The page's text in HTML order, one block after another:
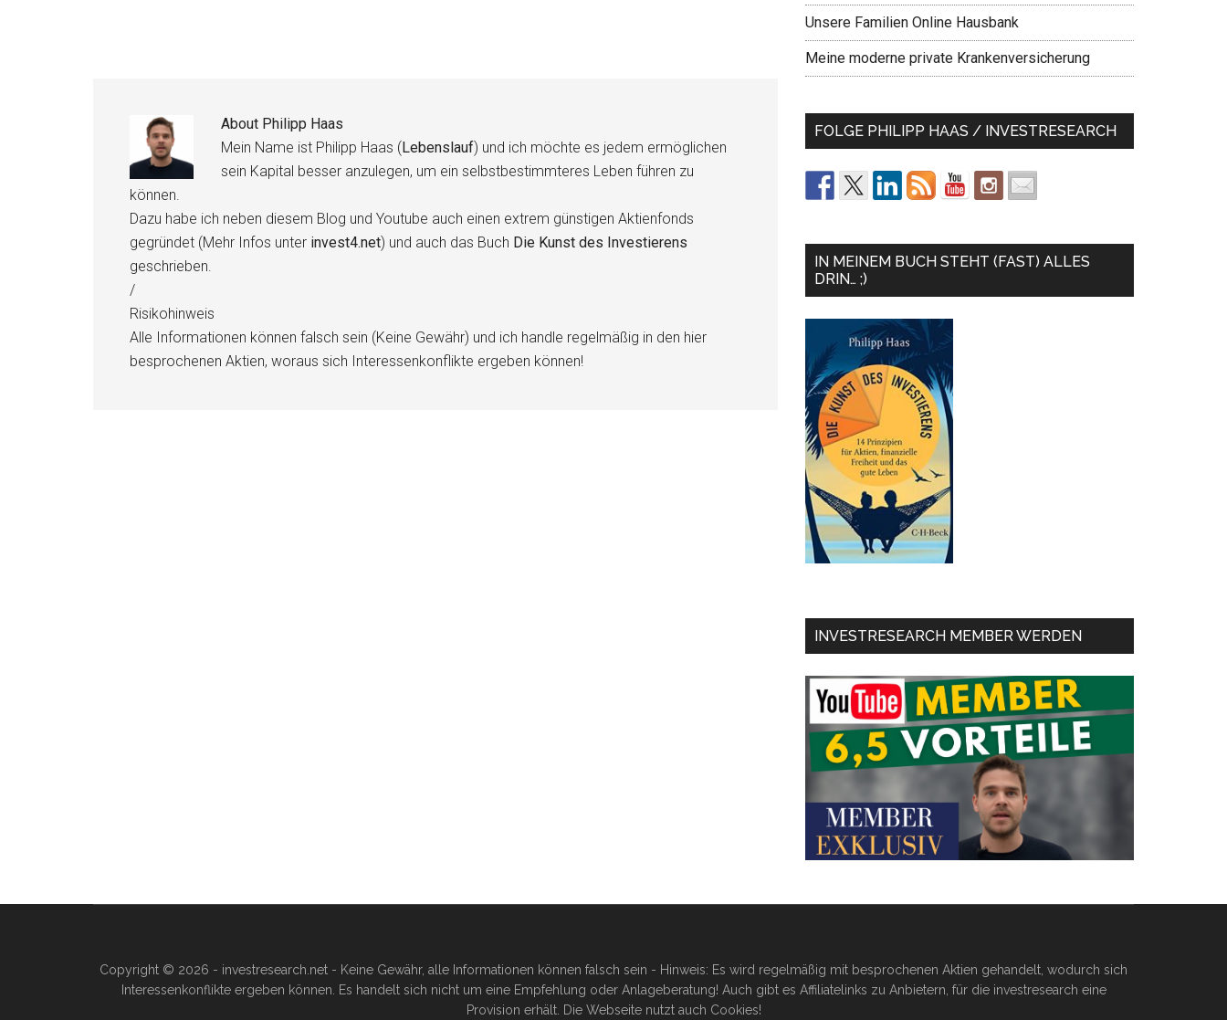
About Philipp Haas
Mein Name ist Philipp Haas (Lebenslauf) und ich möchte es jedem ermöglichen
sein Kapital besser anzulegen, um ein selbstbestimmteres Leben führen zu
können.
Dazu habe ich neben diesem Blog und Youtube auch einen extrem günstigen Aktienfonds
gegründet (Mehr Infos unter invest4.net) und auch das Buch Die Kunst des Investierens
geschrieben.
/
Risikohinweis
Alle Informationen können falsch sein (Keine Gewähr) und ich handle regelmäßig in den hier
besprochenen Aktien, woraus sich Interessenkonflikte ergeben können!
Unsere Familien Online Hausbank
Meine moderne private Krankenversicherung
FOLGE PHILIPP HAAS / INVESTRESEARCH
IN MEINEM BUCH STEHT (FAST) ALLES
DRIN… ;)
INVESTRESEARCH MEMBER WERDEN
Copyright © 2026 - investresearch.net - Keine Gewähr, alle Informationen können falsch sein - Hinweis: Es wird regelmäßig mit besprochenen Aktien gehandelt, wodurch sich
Interessenkonflikte ergeben können. Es handelt sich nicht um eine Empfehlung oder Anlageberatung! Auch gibt es Affiliatelinks zu Anbietern, für die investresearch eine
Provision erhält. Die Webseite nutzt auch Cookies!